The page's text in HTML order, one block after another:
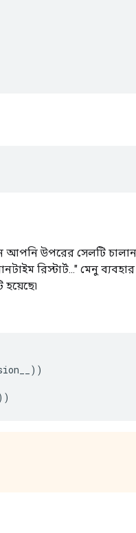
আপনি উপরের সেলটি
রিস্টার্ট..." মেনু
))